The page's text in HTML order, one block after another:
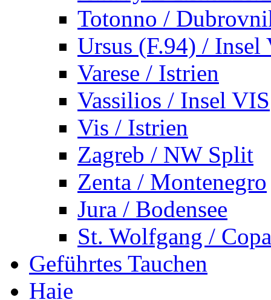
Totonno /
Ursus (F.94) / Insel
Varese / Istrien
Vassilios / Insel VIS
Vis / Istrien
Zagreb / NW Split
Zenta / Montenegro
Jura / Bodensee
St. Wolfgang /
Geführtes Tauchen
Haie